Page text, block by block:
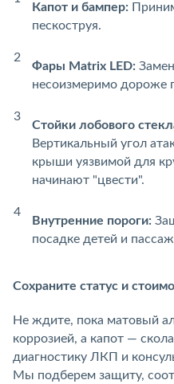
Капот и бампер:
пескоструя.
Фары Matrix LED:
несоизмеримо дороже
Стойки лобового
Вертикальный угол
крыши уязвимой для
начинают "цвести".
Внутренние пороги:
посадке детей и
Сохраните статус и
Не ждите, пока матовый
коррозией, а капот —
диагностику ЛКП и
Мы подберем защиту,